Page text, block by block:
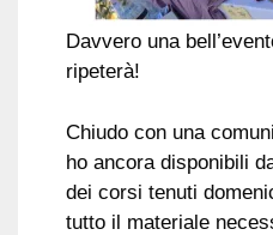
Davvero una
ripeterà!
Chiudo con una
ho ancora disponibili
dei corsi tenuti
tutto il materiale